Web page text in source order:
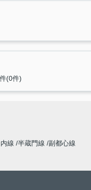
(0件)
線 半蔵門線 副都心線